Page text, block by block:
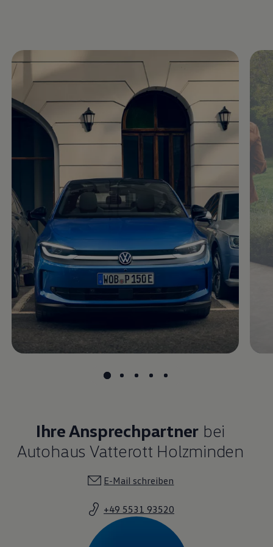
Volkswagen Teile
Zubehör
Modellspezifisches Zubehör
Schutz und Pflege
Entertainment und Elektronik
Individualisieren
Wallbox und Ladekabel
Digitale Extras
Dienste für Ihr Modell finden
Volkswagen Apps, Login und Shop
Updates für Software, Karten und Radio
Über Ihr Auto
Vorgängermodelle
Kundeninformationen
Volkswagen Kundenbetreuung
Warn- und Kontrollleuchten
Assistenzsysteme
Digitale Betriebsanleitung
Live Beratung
Magazin
Transport
Elektromobilität
Volkswagen R
Pannen- und Unfallhilfe
Ihre Ansprechpartner bei
Autohaus Vatterott Holzminden
E-Mail schreiben
+49 5531 93520